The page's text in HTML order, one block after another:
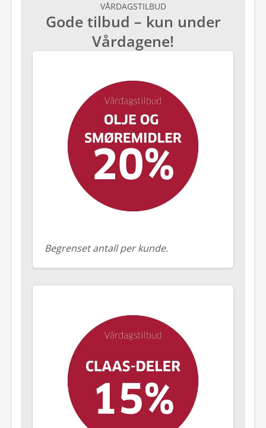
VÅRDAGSTILBUD
Gode tilbud – kun under
Vårdagene!
Begrenset antall per kunde.